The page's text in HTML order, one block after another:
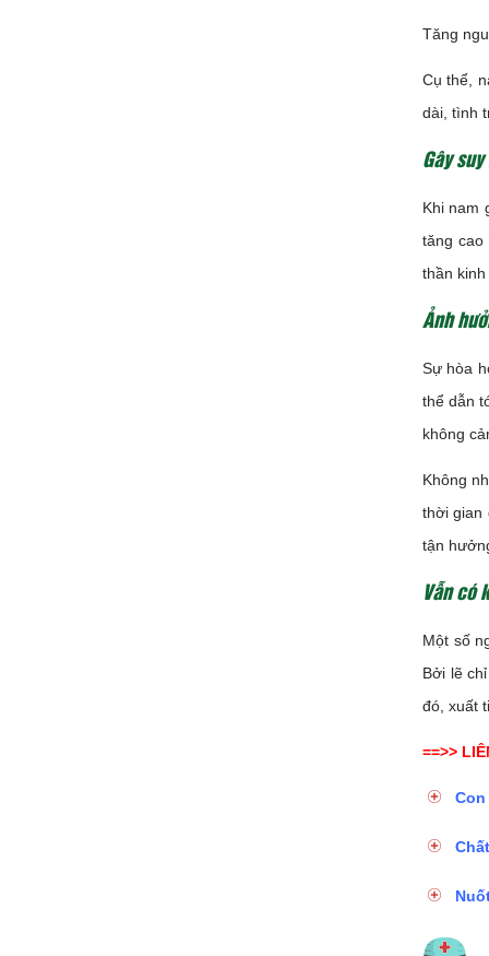
Tăng
Cụ thể,
dài, tình
Gây
Khi nam
tăng cao
thần
Ảnh
Sự hòa
thể dẫn
không
Không
thời gian
tận
Vẫn có
Một số
Bởi lẽ
đó, xuất
==>>